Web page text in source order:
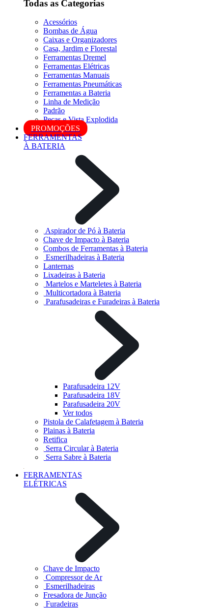
Todas as Categorias
Acessórios
Bombas de Água
Caixas e Organizadores
Casa, Jardim e Florestal
Ferramentas Dremel
Ferramentas Elétricas
Ferramentas Manuais
Ferramentas Pneumáticas
Ferramentas a Bateria
Linha de Medição
Padrão
Peças e Vista Explodida
PROMOÇÕES
FERRAMENTAS
À BATERIA
Aspirador de Pó à Bateria
Chave de Impacto à Bateria
Combos de Ferramentas à Bateria
Esmerilhadeiras à Bateria
Lanternas
Lixadeiras à Bateria
Martelos e Marteletes à Bateria
Multicortadora à Bateria
Parafusadeiras e Furadeiras à Bateria
Parafusadeira 12V
Parafusadeira 18V
Parafusadeira 20V
Ver todos
Pistola de Calafetagem à Bateria
Plainas à Bateria
Retifica
Serra Circular à Bateria
Serra Sabre à Bateria
FERRAMENTAS
ELÉTRICAS
Chave de Impacto
Compressor de Ar
Esmerilhadeiras
Fresadora de Junção
Furadeiras